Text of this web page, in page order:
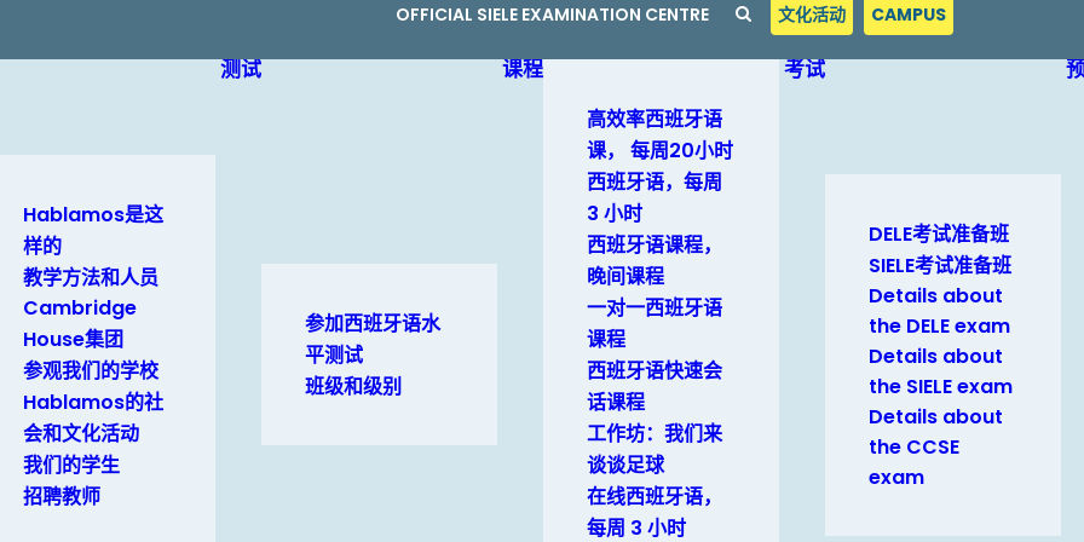
OFFICIAL SIELE EXAMINATION CENTRE 文化活动 CAMPUS
Hablamos是这
样的
教学方法和人员
Cambridge
House集团
参观我们的学校
Hablamos的社
会和文化活动
我们的学生
招聘教师
测试
参加西班牙语水
平测试
班级和级别
课程
高效率西班牙语
课， 每周20小时
西班牙语，每周
3 小时
西班牙语课程，
晚间课程
一对一西班牙语
课程
西班牙语快速会
话课程
工作坊：我们来
谈谈足球
在线西班牙语，
每周 3 小时
考试
DELE考试准备班
SIELE考试准备班
Details about
the DELE exam
Details about
the SIELE exam
Details about
the CCSE
exam